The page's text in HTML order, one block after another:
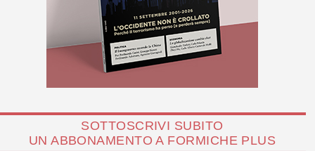
SOTTOSCRIVI SUBITO
UN ABBONAMENTO A FORMICHE PLUS